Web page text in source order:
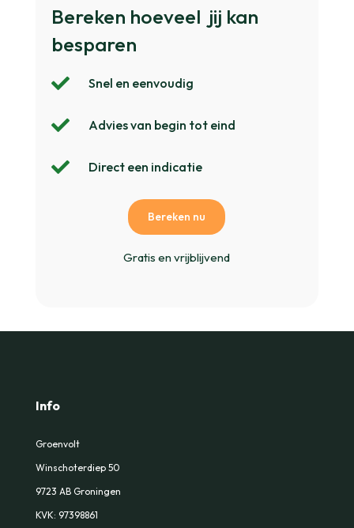
Bereken hoeveel jij kan
besparen
 Snel en eenvoudig
 Advies van begin tot eind
 Direct een indicatie
Bereken nu
Gratis en vrijblijvend
Info
Groenvolt
Winschoterdiep 50
9723 AB Groningen
KVK: 97398861